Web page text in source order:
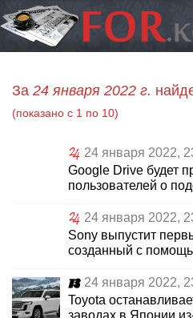
За 24 января 2022 г.
(показано с 1 по 10)
24 января 2022,
Google Drive будет
пользователей о
24 января 2022,
Sony выпустит
созданный с
24 января 2022,
Toyota